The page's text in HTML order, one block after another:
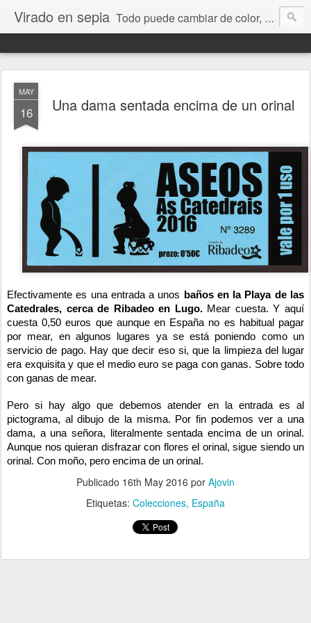
Virado en sepia Todo puede cambiar de color, depende de nosotros y de nuestra capacidad para aprender a mirar. Hablamos de sociedad, economía, empresa, política, RRHH, formación. De Historia reciente, de educación y de temas sociales.
MAY
16 Una dama sentada encima de un orinal
Efectivamente es una entrada a unos
baños en la Playa de las
Catedrales, cerca de Ribadeo en Lugo.Mear cuesta. Y aquí
cuesta 0,50 euros que aunque en España no es habitual pagar
por mear, en algunos lugares ya se está poniendo como un
servicio de pago. Hay que decir eso si, que la limpieza del lugar
era exquisita y que el medio euro se paga con ganas. Sobre todo
con ganas de mear.
Pero si hay algo que debemos atender en la entrada es al
pictograma, al dibujo de la misma. Por fin podemos ver a una
dama, a una señora, literalmente sentada encima de un orinal.
Aunque nos quieran disfrazar con flores el orinal, sigue siendo un
orinal. Con moño, pero encima de un orinal.
Publicado 16th May 2016 por Ajovin
Etiquetas: Colecciones España